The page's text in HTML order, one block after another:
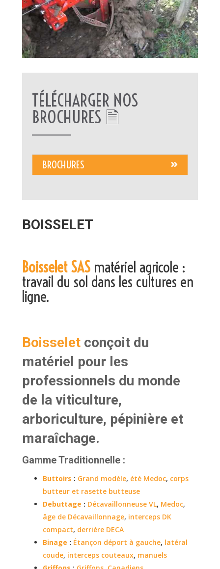
TÉLÉCHARGER NOS
BROCHURES 🗎
BROCHURES
BOISSELET
Boisselet SASmatériel agricole :
travail du sol dans les cultures en
ligne.
Boisselet conçoit du
matériel pour les
professionnels du monde
de la viticulture,
arboriculture, pépinière et
maraîchage.
Gamme Traditionnelle:
Buttoirs : Grand modèle, été Medoc, corps
butteur et rasette butteuse
Debuttage : Décavaillonneuse VL, Medoc,
âge de Décavaillonnage, interceps DK
compact, derrière DECA
Binage : Étançon déport à gauche, latéral
coude, interceps couteaux, manuels